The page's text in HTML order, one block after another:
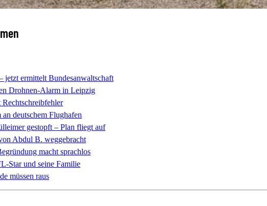
jetzt ermittelt Bundesanwaltschaft
Drohnen-Alarm in Leipzig
deutschem Flughafen
gestopft – Plan fliegt auf
Abdul B. weggebracht
macht sprachlos
Star und seine Familie
müssen raus